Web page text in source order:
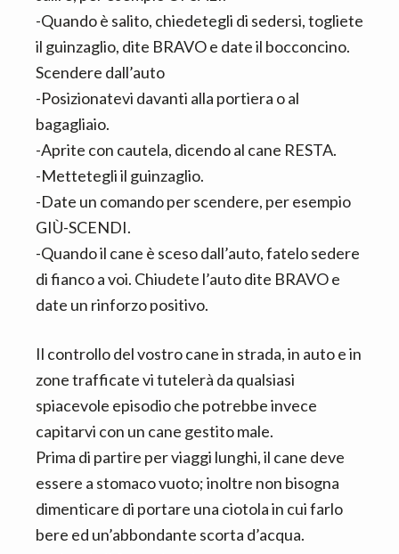
-Quando è salito, chiedetegli di sedersi, togliete
il guinzaglio, dite BRAVO e date il bocconcino.
Scendere dall’auto
-Posizionatevi davanti alla portiera o al
bagagliaio.
-Aprite con cautela, dicendo al cane RESTA.
-Mettetegli il guinzaglio.
-Date un comando per scendere, per esempio
GIÙ-SCENDI.
-Quando il cane è sceso dall’auto, fatelo sedere
di fianco a voi. Chiudete l’auto dite BRAVO e
date un rinforzo positivo.
Il controllo del vostro cane in strada, in auto e in
zone trafficate vi tutelerà da qualsiasi
spiacevole episodio che potrebbe invece
capitarvi con un cane gestito male.
Prima di partire per viaggi lunghi, il cane deve
essere a stomaco vuoto; inoltre non bisogna
dimenticare di portare una ciotola in cui farlo
bere ed un’abbondante scorta d’acqua.